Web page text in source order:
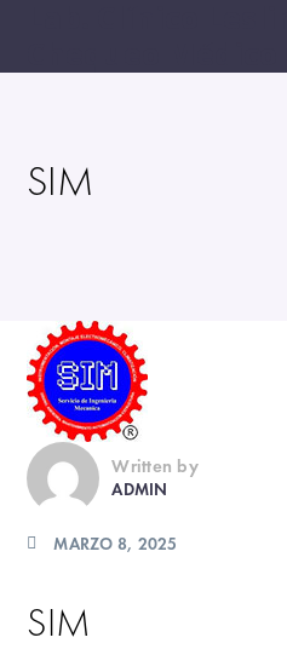
Chequeo
SIM
Written by
ADMIN
MARZO 8, 2025
SIM